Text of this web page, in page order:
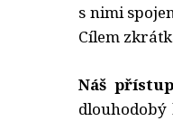
s nimi
Cílem
Náš